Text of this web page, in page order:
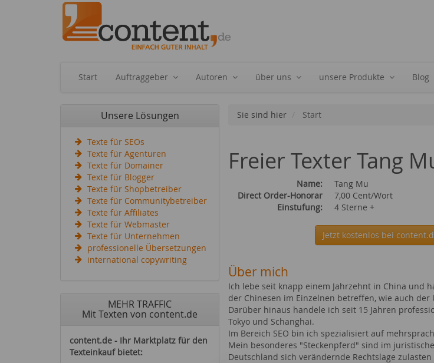
Start Auftraggeber Autoren über uns unsere Produkte Blog
Unsere Lösungen
Texte für SEOs
Texte für Agenturen
Texte für Domainer
Texte für Blogger
Texte für Shopbetreiber
Texte für Communitybetreiber
Texte für Affiliates
Texte für Webmaster
Texte für Unternehmen
professionelle Übersetzungen
international copywriting
MEHR TRAFFIC
Mit Texten von content.de
content.de - Ihr Marktplatz für den
Texteinkauf bietet:
Sie sind hier Start
Freier Texter Tang
Name:
Tang Mu
Direct Order-Honorar
7,00 Cent/Wort
Einstufung:
4 Sterne +
Jetzt kostenlos bei
Über mich
Ich lebe seit knapp einem Jahrzehnt in China und
der Chinesen im Einzelnen betreffen, wie auch
Darüber hinaus handele ich seit 15 Jahren
Tokyo und Schanghai.
Im Bereich SEO bin ich spezialisiert auf
Mein besonderes "Steckenpferd" sind im
Deutschland sich verändernde Rechtslage